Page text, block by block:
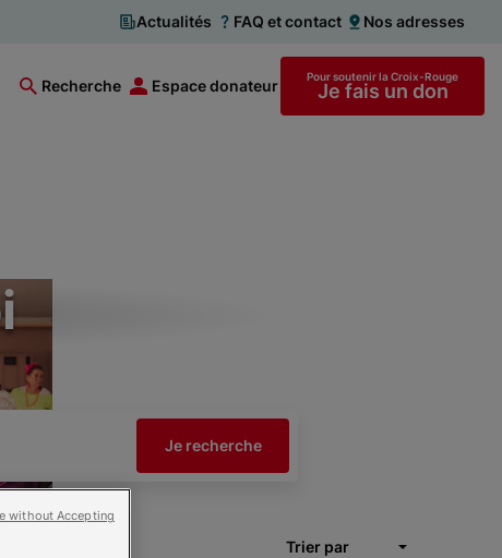
Actualités FAQ et contact Nos adresses
Recherche Espace donateur Pour soutenir la Croix-Rouge
Je fais un don
Je recherche
without Accepting